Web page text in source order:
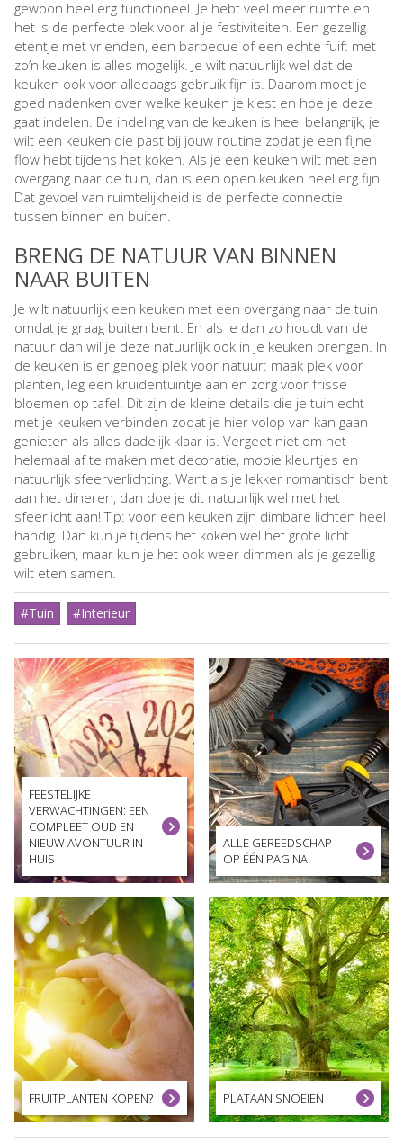
gewoon heel erg functioneel. Je hebt veel meer ruimte en
het is de perfecte plek voor al je festiviteiten. Een gezellig
etentje met vrienden, een barbecue of een echte fuif: met
zo’n keuken is alles mogelijk. Je wilt natuurlijk wel dat de
keuken ook voor alledaags gebruik fijn is. Daarom moet je
goed nadenken over welke keuken je kiest en hoe je deze
gaat indelen. De indeling van de keuken is heel belangrijk, je
wilt een keuken die past bij jouw routine zodat je een fijne
flow hebt tijdens het koken. Als je een keuken wilt met een
overgang naar de tuin, dan is een open keuken heel erg fijn.
Dat gevoel van ruimtelijkheid is de perfecte connectie
tussen binnen en buiten.
BRENG DE NATUUR VAN BINNEN
NAAR BUITEN
Je wilt natuurlijk een keuken met een overgang naar de tuin
omdat je graag buiten bent. En als je dan zo houdt van de
natuur dan wil je deze natuurlijk ook in je keuken brengen. In
de keuken is er genoeg plek voor natuur: maak plek voor
planten, leg een kruidentuintje aan en zorg voor frisse
bloemen op tafel. Dit zijn de kleine details die je tuin echt
met je keuken verbinden zodat je hier volop van kan gaan
genieten als alles dadelijk klaar is. Vergeet niet om het
helemaal af te maken met decoratie, mooie kleurtjes en
natuurlijk sfeerverlichting. Want als je lekker romantisch bent
aan het dineren, dan doe je dit natuurlijk wel met het
sfeerlicht aan! Tip: voor een keuken zijn dimbare lichten heel
handig. Dan kun je tijdens het koken wel het grote licht
gebruiken, maar kun je het ook weer dimmen als je gezellig
wilt eten samen.
#Tuin #Interieur
FEESTELIJKE
VERWACHTINGEN: EEN
COMPLEET OUD EN
NIEUW AVONTUUR IN
HUIS
ALLE GEREEDSCHAP
OP ÉÉN PAGINA
FRUITPLANTEN KOPEN? PLATAAN SNOEIEN